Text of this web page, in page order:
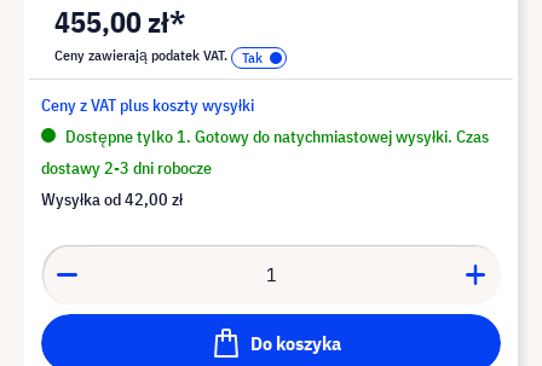
455,00 zł*
Ceny zawierają podatek VAT.
Ceny z VAT plus koszty wysyłki
Dostępne tylko 1. Gotowy do natychmiastowej wysyłki. Czas
dostawy 2-3 dni robocze
Wysyłka od42,00 zł
Do koszyka